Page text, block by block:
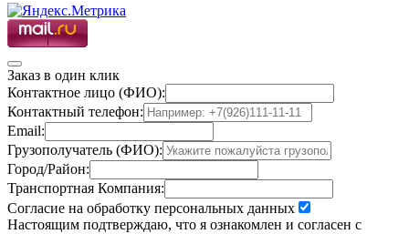
Заказ в один клик
Контактное лицо (ФИО):
Контактный телефон:
Email:
Грузополучатель (ФИО):
Город/Район:
Транспортная Компания:
Согласие на обработку персональных данных
Настоящим подтверждаю, что я ознакомлен и согласен с